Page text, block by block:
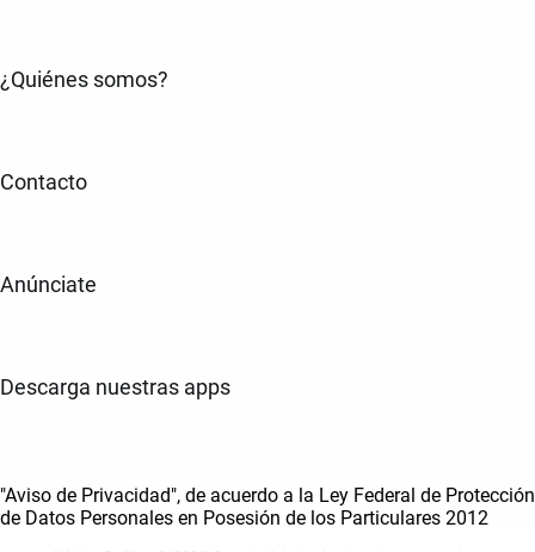
¿Quiénes somos?
Contacto
Anúnciate
Descarga nuestras apps
"Aviso de Privacidad", de acuerdo a la Ley Federal de Protección
de Datos Personales en Posesión de los Particulares 2012